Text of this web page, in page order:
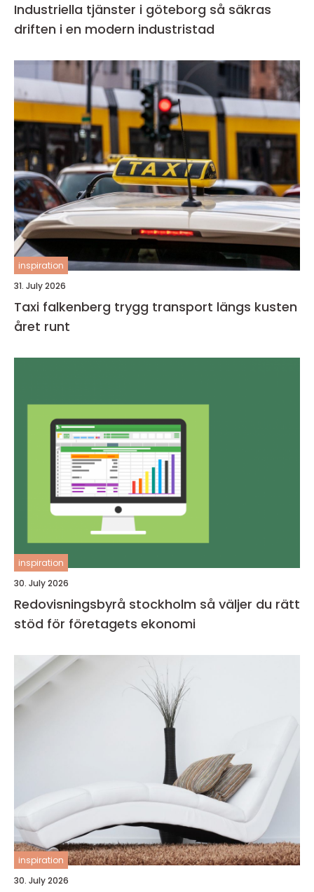
Industriella tjänster i göteborg så säkras
driften i en modern industristad
inspiration
31. July 2026
Taxi falkenberg trygg transport längs kusten
året runt
inspiration
30. July 2026
Redovisningsbyrå stockholm så väljer du rätt
stöd för företagets ekonomi
inspiration
30. July 2026